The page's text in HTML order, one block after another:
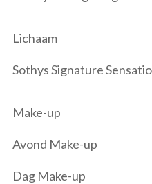
Lichaam
Sothys Signature
Make-up
Avond Make-up
Dag Make-up